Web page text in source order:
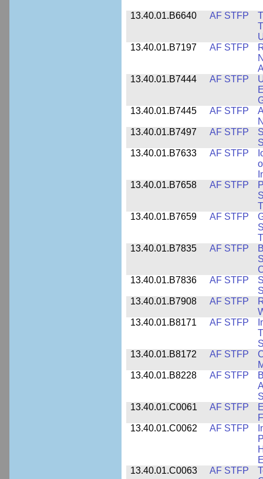
13.40.01.B6640 AF STFP
13.40.01.B7197
AF STFP
13.40.01.B7444
AF STFP
13.40.01.B7445
AF STFP
13.40.01.B7497
AF STFP
13.40.01.B7633
AF STFP
13.40.01.B7658
AF STFP
13.40.01.B7659
AF STFP
13.40.01.B7835
AF STFP
13.40.01.B7836
AF STFP
13.40.01.B7908
AF STFP
13.40.01.B8171
AF STFP
13.40.01.B8172
AF STFP
13.40.01.B8228
AF STFP
13.40.01.C0061
AF STFP
13.40.01.C0062
AF STFP
13.40.01.C0063
AF STFP